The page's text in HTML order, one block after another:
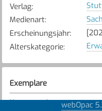
Verlag:
Medienart:
Erscheinungsjahr:
Alterskategorie:
Exemplare
Karte anzeigenwebOpac